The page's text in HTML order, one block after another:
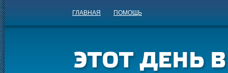
ГЛАВНАЯ ПОМОЩЬ